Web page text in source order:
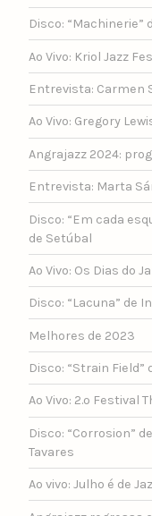
Disco: “Machinerie”
Ao Vivo: Kriol Jazz
Entrevista: Carmen
Ao Vivo: Gregory
Angrajazz 2024:
Entrevista: Marta
Disco: “Em cada
de Setúbal
Ao Vivo: Os Dias do
Disco: “Lacuna” de
Melhores de 2023
Disco: “Strain Field”
Ao Vivo: 2.º Festival
Disco: “Corrosion”
Tavares
Ao vivo: Julho é de